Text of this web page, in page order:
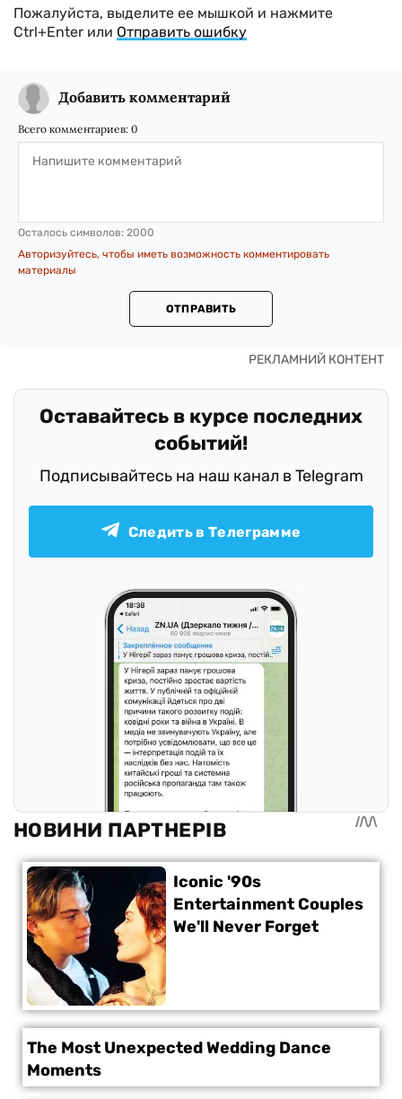
Пожалуйста, выделите ее мышкой и нажмите
Ctrl+Enter или Отправить ошибку
Добавить комментарий
Всего комментариев: 0
Осталось символов: 2000
Авторизуйтесь, чтобы иметь возможность комментировать
материалы
ОТПРАВИТЬ
Оставайтесь в курсе последних
событий!
Подписывайтесь на наш канал в Telegram
Следить в Телеграмме